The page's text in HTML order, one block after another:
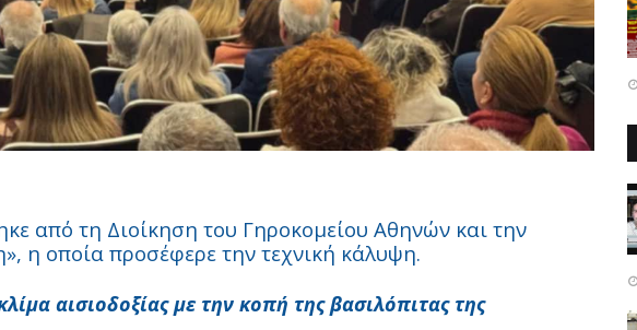
από τη Διοίκηση του Γηροκομείου Αθηνών και την
η οποία προσέφερε την τεχνική κάλυψη.
αισιοδοξίας με την κοπή της βασιλόπιτας της